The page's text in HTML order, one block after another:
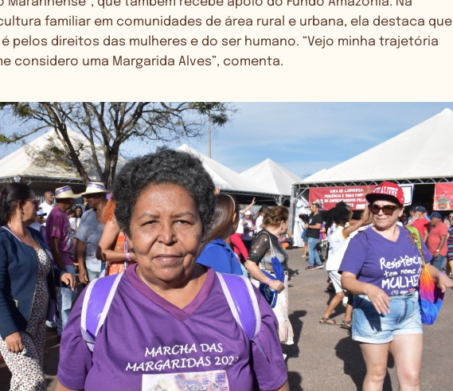
familiar em comunidades de área rural e urbana, ela destaca que
pelos direitos das mulheres e do ser humano. “Vejo minha trajetória
considero uma Margarida Alves”, comenta.